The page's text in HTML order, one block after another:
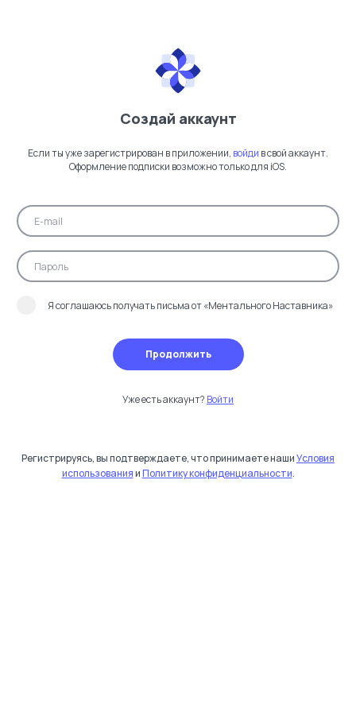
Создай аккаунт
Если ты уже зарегистрирован в приложении, войди в свой аккаунт.
Оформление подписки возможно только для iOS.
Я соглашаюсь получать письма от «Ментального Наставника»
Продолжить
Уже есть аккаунт? Войти
Регистрируясь, вы подтверждаете, что принимаете нашиУсловия
использованияиПолитику конфиденциальности.